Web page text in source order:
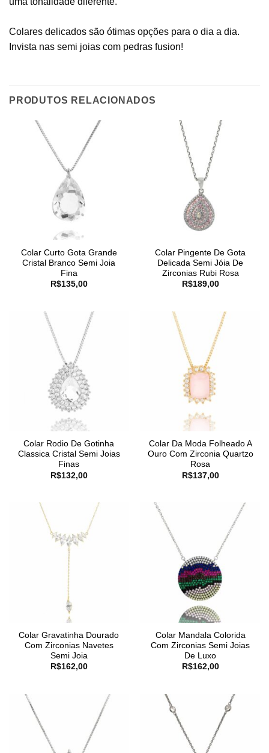
Colares delicados são ótimas opções para o dia a dia.
Invista nas semi joias com pedras fusion!
PRODUTOS RELACIONADOS
Colar Curto Gota Grande
Cristal Branco Semi Joia
Fina
R$135,00
Colar Pingente De Gota
Delicada Semi Jóia De
Zirconias Rubi Rosa
R$189,00
Colar Rodio De Gotinha
Classica Cristal Semi Joias
Finas
R$132,00
Colar Da Moda Folheado A
Ouro Com Zirconia Quartzo
Rosa
R$137,00
Colar Gravatinha Dourado
Com Zirconias Navetes
Semi Joia
R$162,00
Colar Mandala Colorida
Com Zirconias Semi Joias
De Luxo
R$162,00